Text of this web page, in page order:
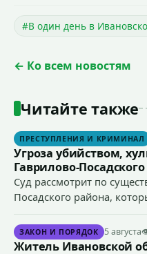
#В один день в
← Ко всем новостям
Читайте также
ПРЕСТУПЛЕНИЯ И КРИМИНАЛ
Угроза убийством,
Гаврилово-
Суд рассмотрит по
Посадского района,
213 УК РФ (хулиганство).
ЗАКОН И ПОРЯДОК 5 августа
Житель Ивановской